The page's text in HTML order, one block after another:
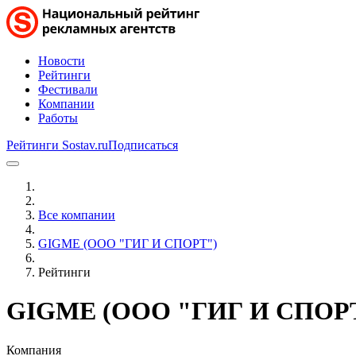
Новости
Рейтинги
Фестивали
Компании
Работы
Рейтинги Sostav.ruПодписаться
Все компании
GIGME (ООО "ГИГ И СПОРТ")
Рейтинги
GIGME (ООО "ГИГ И
Компания